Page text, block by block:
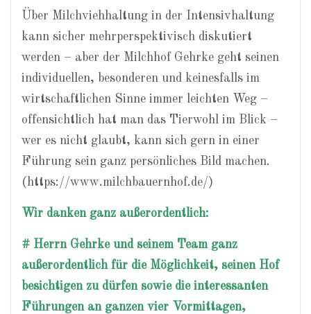
Über Milchviehhaltung in der Intensivhaltung
kann sicher mehrperspektivisch diskutiert
werden – aber der Milchhof Gehrke geht seinen
individuellen, besonderen und keinesfalls im
wirtschaftlichen Sinne immer leichten Weg –
offensichtlich hat man das Tierwohl im Blick –
wer es nicht glaubt, kann sich gern in einer
Führung sein ganz persönliches Bild machen.
(https://www.milchbauernhof.de/)
Wir danken ganz außerordentlich:
# Herrn Gehrke und seinem Team ganz
außerordentlich für die Möglichkeit, seinen Hof
besichtigen zu dürfen sowie die interessanten
Führungen an ganzen vier Vormittagen,